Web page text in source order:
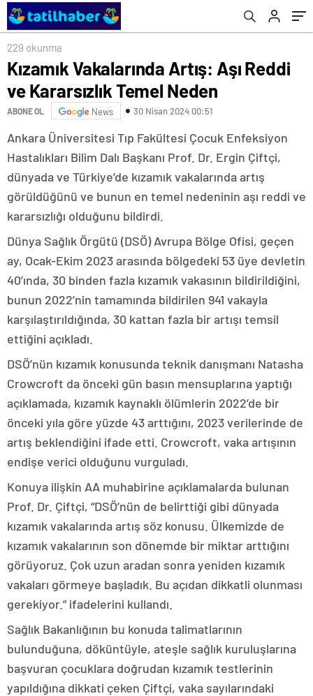
229 okunma
Kızamık Vakalarında Artış: Aşı Reddi
ve Kararsızlık Temel Neden
ABONE OL News 30 Nisan 2024 00:51
Ankara Üniversitesi Tıp Fakültesi Çocuk Enfeksiyon
Hastalıkları Bilim Dalı Başkanı Prof. Dr. Ergin Çiftçi,
dünyada ve Türkiye’de kızamık vakalarında artış
görüldüğünü ve bunun en temel nedeninin aşı reddi ve
kararsızlığı olduğunu bildirdi.
Dünya Sağlık Örgütü (DSÖ) Avrupa Bölge Ofisi, geçen
ay, Ocak-Ekim 2023 arasında bölgedeki 53 üye devletin
40’ında, 30 binden fazla kızamık vakasının bildirildiğini,
bunun 2022’nin tamamında bildirilen 941 vakayla
karşılaştırıldığında, 30 kattan fazla bir artışı temsil
ettiğini açıkladı.
DSÖ’nün kızamık konusunda teknik danışmanı Natasha
Crowcroft da önceki gün basın mensuplarına yaptığı
açıklamada, kızamık kaynaklı ölümlerin 2022’de bir
önceki yıla göre yüzde 43 arttığını, 2023 verilerinde de
artış beklendiğini ifade etti. Crowcroft, vaka artışının
endişe verici olduğunu vurguladı.
Konuya ilişkin AA muhabirine açıklamalarda bulunan
Prof. Dr. Çiftçi, “DSÖ’nün de belirttiği gibi dünyada
kızamık vakalarında artış söz konusu. Ülkemizde de
kızamık vakalarının son dönemde bir miktar arttığını
görüyoruz. Çok uzun aradan sonra yeniden kızamık
vakaları görmeye başladık. Bu açıdan dikkatli olunması
gerekiyor.” ifadelerini kullandı.
Sağlık Bakanlığının bu konuda talimatlarının
bulunduğuna, döküntüyle, ateşle sağlık kuruluşlarına
başvuran çocuklara doğrudan kızamık testlerinin
yapıldığına dikkati çeken Çiftçi, vaka sayılarındaki